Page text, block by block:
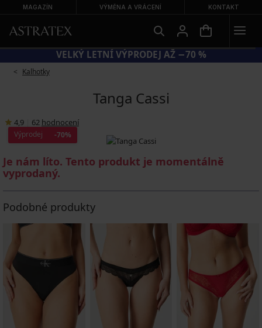
MAGAZÍN VÝMĚNA A VRÁCENÍ KONTAKT
= EXTRA −20 % NA ZLEVNĚNÉ PLAVKY
Kalhotky
Tanga Cassi
4,9 62 hodnocení
Výprodej -70%
Je nám líto. Tento produkt je momentálně
vyprodaný.
Podobné produkty